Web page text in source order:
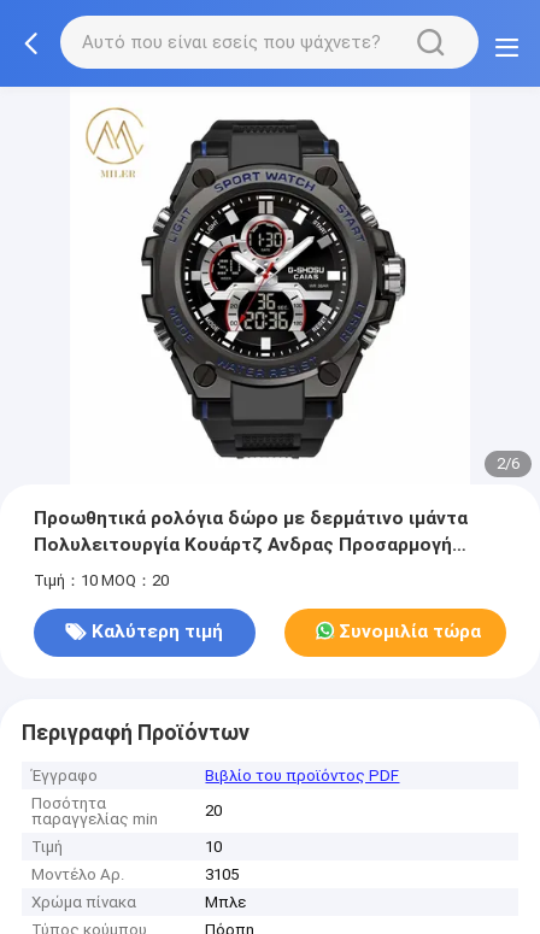
2/6
Προωθητικά ρολόγια δώρο με δερμάτινο ιμάντα
Πολυλειτουργία Κουάρτζ Ανδρας Προσαρμογή
μόδας
Τιμή：10 MOQ：20
Καλύτερη τιμή Συνομιλία τώρα
Περιγραφή Προϊόντων
Έγγραφο
Βιβλίο του προϊόντος PDF
Ποσότητα
παραγγελίας min
20
Τιμή
10
Μοντέλο Αρ.
3105
Χρώμα πίνακα
Μπλε
Τύπος κούμπου
Πόρπη